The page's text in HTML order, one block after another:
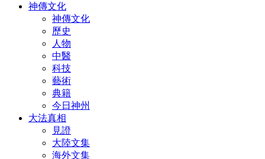
神傳文化
神傳文化
歷史
人物
中醫
科技
藝術
典籍
今日神州
大法真相
見證
大陸文集
海外文集